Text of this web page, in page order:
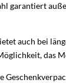
garantiert
auch bei
das